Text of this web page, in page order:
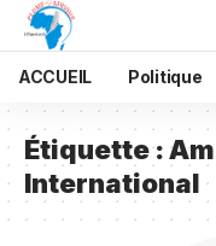
ACCUEIL Politique
Étiquette :
International